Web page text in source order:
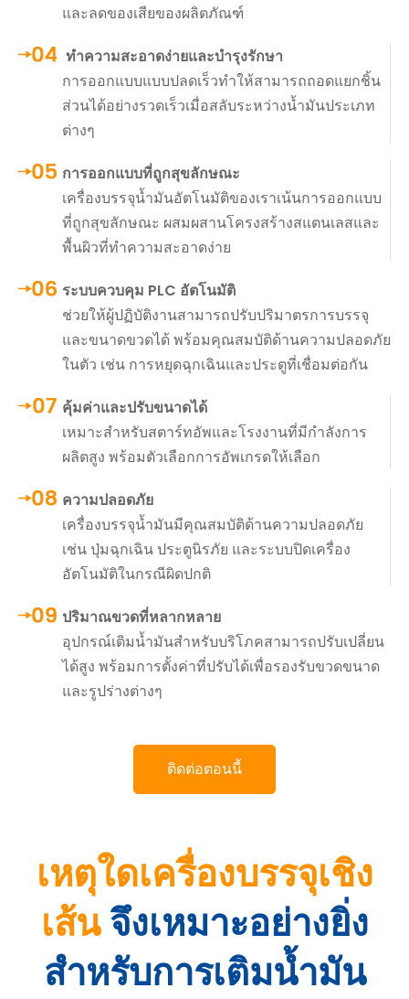
และลดของเสียของผลิตภัณฑ์
ทำความสะอาดง่ายและบำรุงรักษา
การออกแบบแบบปลดเร็วทำให้สามารถถอดแยกชิ้น
ส่วนได้อย่างรวดเร็วเมื่อสลับระหว่างน้ำมันประเภท
ต่างๆ
การออกแบบที่ถูกสุขลักษณะ
เครื่องบรรจุน้ำมันอัตโนมัติของเราเน้นการออกแบบ
ที่ถูกสุขลักษณะ ผสมผสานโครงสร้างสแตนเลสและ
พื้นผิวที่ทำความสะอาดง่าย
ระบบควบคุม PLC อัตโนมัติ
ช่วยให้ผู้ปฏิบัติงานสามารถปรับปริมาตรการบรรจุ
และขนาดขวดได้ พร้อมคุณสมบัติด้านความปลอดภัย
ในตัว เช่น การหยุดฉุกเฉินและประตูที่เชื่อมต่อกัน
คุ้มค่าและปรับขนาดได้
เหมาะสำหรับสตาร์ทอัพและโรงงานที่มีกำลังการ
ผลิตสูง พร้อมตัวเลือกการอัพเกรดให้เลือก
ความปลอดภัย
เครื่องบรรจุน้ำมันมีคุณสมบัติด้านความปลอดภัย
เช่น ปุ่มฉุกเฉิน ประตูนิรภัย และระบบปิดเครื่อง
อัตโนมัติในกรณีผิดปกติ
ปริมาณขวดที่หลากหลาย
อุปกรณ์เติมน้ำมันสำหรับบริโภคสามารถปรับเปลี่ยน
ได้สูง พร้อมการตั้งค่าที่ปรับได้เพื่อรองรับขวดขนาด
และรูปร่างต่างๆ
ติดต่อตอนนี้
เหตุใดเครื่องบรรจุเชิง
เส้นจึงเหมาะอย่างยิ่ง
สำหรับการเติมน้ำมัน